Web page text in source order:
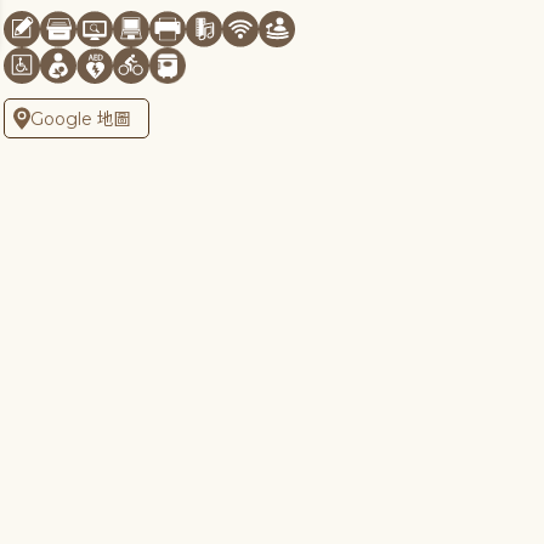
Google 地圖